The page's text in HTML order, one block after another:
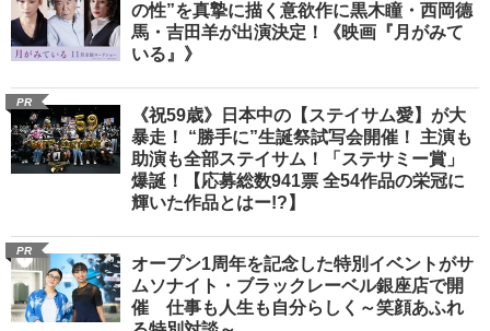
の性”を真摯に描く意欲作に黒木瞳・西岡德
馬・吉田羊が出演決定！《映画『月がみて
いる』》
PR
《祝59歳》日本中の【ステイサム愛】が大
暴走！ “勝手に”生誕祭試写会開催！ 主演も
助演も全部ステイサム！「ステサミー賞」
爆誕！【応募総数941票 全54作品の栄冠に
輝いた作品とはー!?】
PR
オープン1周年を記念した特別イベントがサ
ムソナイト・ブラックレーベル銀座店で開
催 仕事も人生も自分らしく～笑顔あふれ